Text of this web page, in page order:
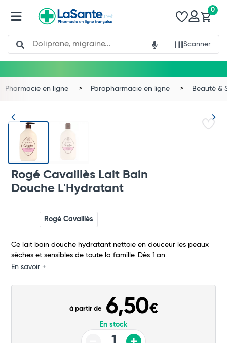
Search
Scanner
0
Commander
Pharmacie en ligne Parapharmacie en ligne Beauté &
Rogé Cavaillès Lait Bain
Douche L'Hydratant
Rogé Cavaillès
Ce lait bain douche hydratant nettoie en douceur les peaux
sèches et sensibles de toute la famille. Dès 1 an.
En savoir +
à partir de 6,50€
En stock